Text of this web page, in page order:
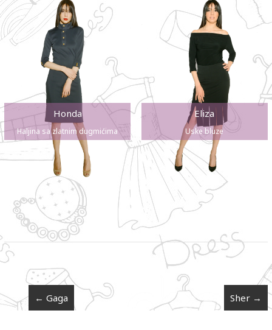
Honda
Haljina sa zlatnim dugmićima
Eliza
Uske bluze
← Gaga Sher →